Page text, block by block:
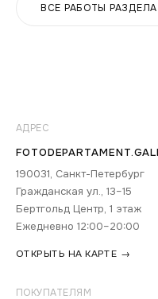
ВСЕ РАБОТЫ
АДРЕС
190031, Санкт-Петербург
Гражданская ул., 13–15
Бертгольд Центр, 1 этаж
Ежедневно 12:00–20:00
ОТКРЫТЬ НА КАРТЕ →
ПОКУПАТЕЛЯМ